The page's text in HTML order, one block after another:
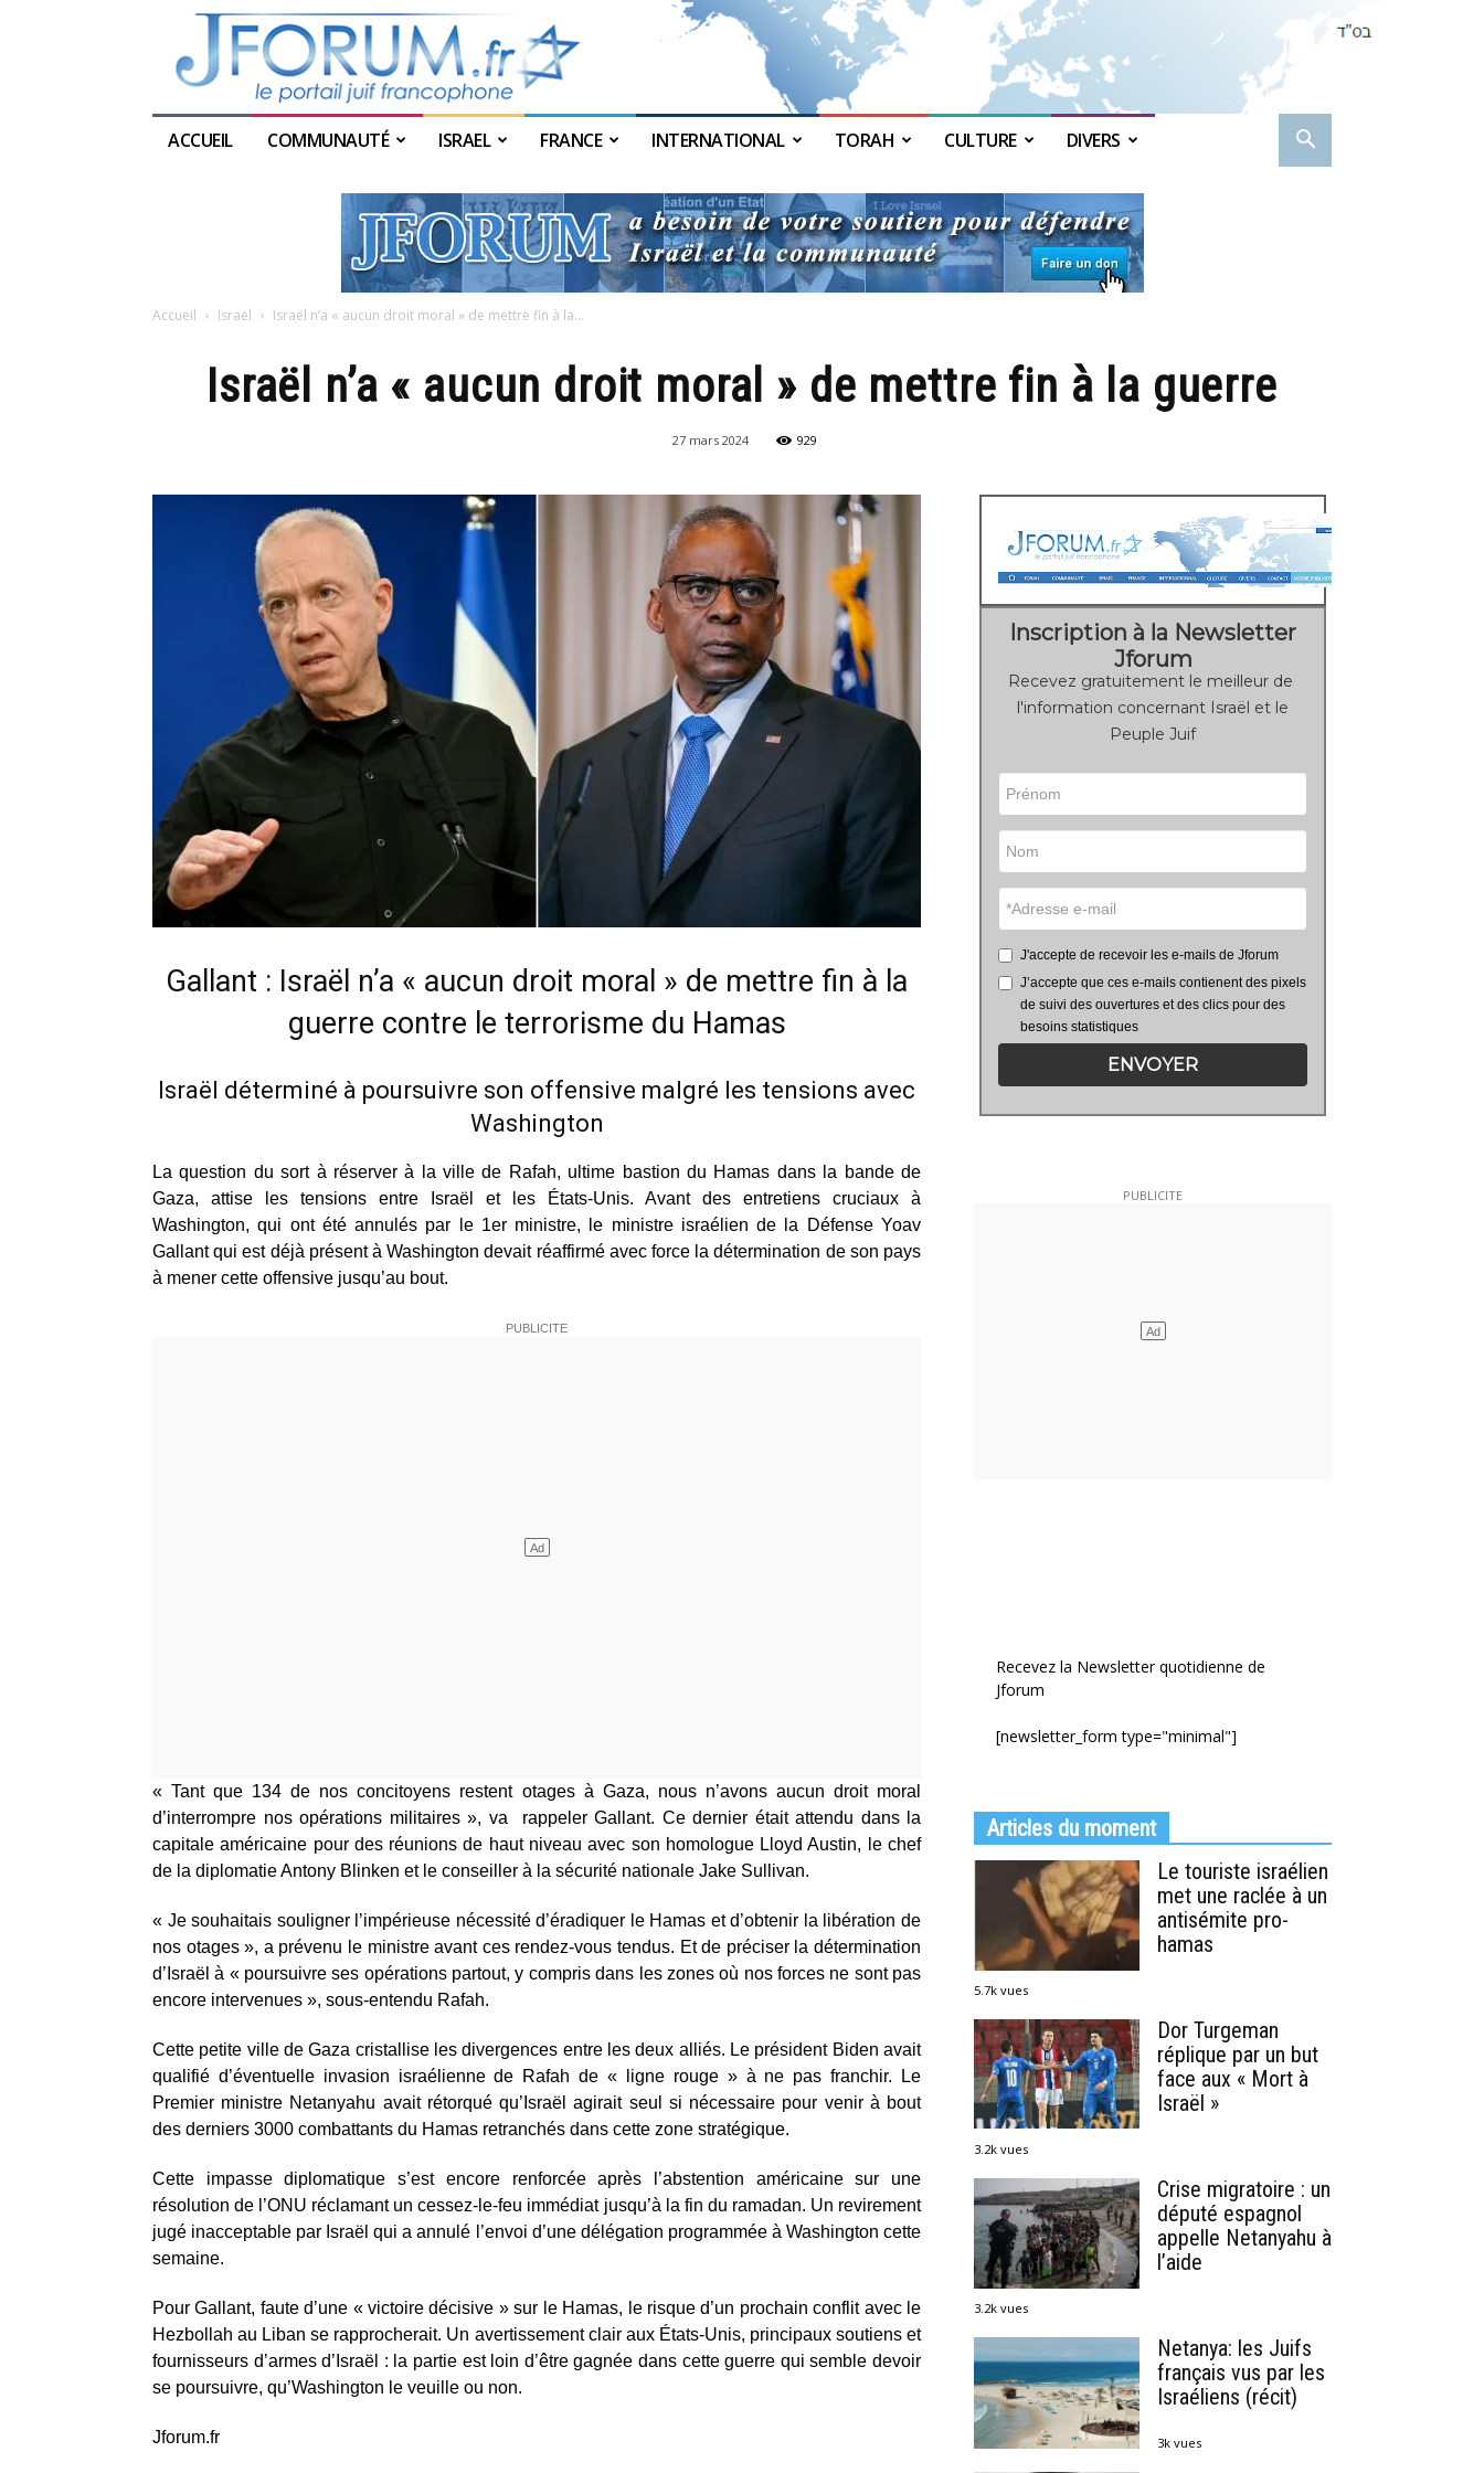
ACCUEIL COMMUNAUTÉ ISRAEL FRANCE INTERNATIONAL TORAH CULTURE DIVERS
Accueil Israel Israël n’a « aucun droit moral » de mettre fin à la...
Israël n’a « aucun droit moral » de mettre fin à la guerre
27 mars 2024 929
Gallant : Israël n’a « aucun droit moral » de mettre fin à la
guerre contre le terrorisme du Hamas
Israël déterminé à poursuivre son offensive malgré les tensions avec
Washington
La question du sort à réserver à la ville de Rafah, ultime bastion du Hamas dans la bande de
Gaza, attise les tensions entre Israël et les États-Unis. Avant des entretiens cruciaux à
Washington, qui ont été annulés par le 1er ministre, le ministre israélien de la Défense Yoav
Gallant qui est déjà présent à Washington devait réaffirmé avec force la détermination de son pays
à mener cette offensive jusqu’au bout.
« Tant que 134 de nos concitoyens restent otages à Gaza, nous n’avons aucun droit moral
d’interrompre nos opérations militaires », va rappeler Gallant. Ce dernier était attendu dans la
capitale américaine pour des réunions de haut niveau avec son homologue Lloyd Austin, le chef
de la diplomatie Antony Blinken et le conseiller à la sécurité nationale Jake Sullivan.
« Je souhaitais souligner l’impérieuse nécessité d’éradiquer le Hamas et d’obtenir la libération de
nos otages », a prévenu le ministre avant ces rendez-vous tendus. Et de préciser la détermination
d’Israël à « poursuivre ses opérations partout, y compris dans les zones où nos forces ne sont pas
encore intervenues », sous-entendu Rafah.
Cette petite ville de Gaza cristallise les divergences entre les deux alliés. Le président Biden avait
qualifié d’éventuelle invasion israélienne de Rafah de « ligne rouge » à ne pas franchir. Le
Premier ministre Netanyahu avait rétorqué qu’Israël agirait seul si nécessaire pour venir à bout
des derniers 3000 combattants du Hamas retranchés dans cette zone stratégique.
Cette impasse diplomatique s’est encore renforcée après l’abstention américaine sur une
résolution de l’ONU réclamant un cessez-le-feu immédiat jusqu’à la fin du ramadan. Un revirement
jugé inacceptable par Israël qui a annulé l’envoi d’une délégation programmée à Washington cette
semaine.
Pour Gallant, faute d’une « victoire décisive » sur le Hamas, le risque d’un prochain conflit avec le
Hezbollah au Liban se rapprocherait. Un avertissement clair aux États-Unis, principaux soutiens et
fournisseurs d’armes d’Israël : la partie est loin d’être gagnée dans cette guerre qui semble devoir
se poursuivre, qu’Washington le veuille ou non.
Jforum.fr
Inscription à la Newsletter
Jforum
Recevez gratuitement le meilleur de
l'information concernant Israël et le
Peuple Juif
J'accepte de recevoir les e-mails de Jforum
J’accepte que ces e-mails contienent des pixels
de suivi des ouvertures et des clics pour des
besoins statistiques
ENVOYER
Recevez la Newsletter quotidienne de
Jforum
[newsletter_form type="minimal"]
Articles du moment
Le touriste israélien
met une raclée à un
antisémite pro-
hamas
5.7k vues
Dor Turgeman
réplique par un but
face aux « Mort à
Israël »
3.2k vues
Crise migratoire : un
député espagnol
appelle Netanyahu à
l’aide
3.2k vues
Netanya: les Juifs
français vus par les
Israéliens (récit)
3k vues